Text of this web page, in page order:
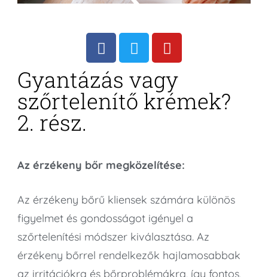
Gyantázás vagy
szőrtelenítő krémek?
2. rész.
Az érzékeny bőr megközelítése:
Az érzékeny bőrű kliensek számára különös
figyelmet és gondosságot igényel a
szőrtelenítési módszer kiválasztása. Az
érzékeny bőrrel rendelkezők hajlamosabbak
az irritációkra és bőrproblémákra, így fontos,